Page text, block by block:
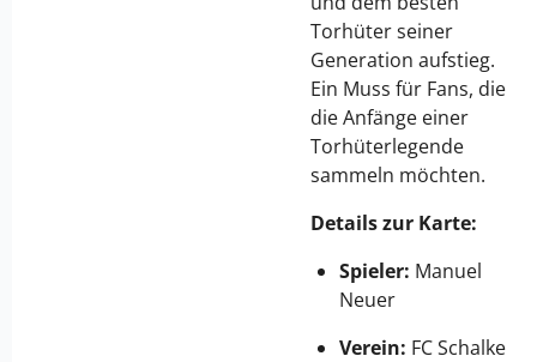
Torhüter seiner
Generation aufstieg.
Ein Muss für Fans, die
die Anfänge einer
Torhüterlegende
sammeln möchten.
Details zur Karte:
Spieler: Manuel
Neuer
Verein: FC Schalke